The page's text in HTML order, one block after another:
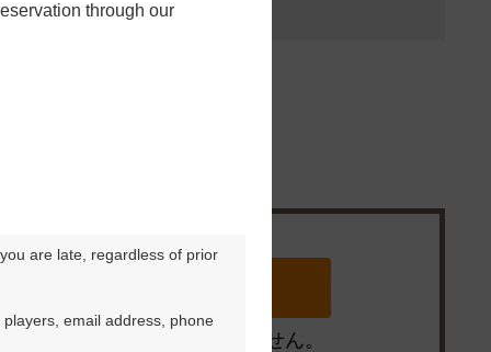
※ゴルフ場の電話ではありません。
through our
are late, regardless of prior
email address, phone